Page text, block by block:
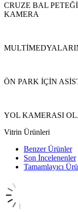
CRUZE BAL
KAMERA
ÖN PARK İÇİN
YOL KAMERASI
Vitrin Ürünleri
Benzer Ürünler
Son İncelenenler
Tamamlayıcı